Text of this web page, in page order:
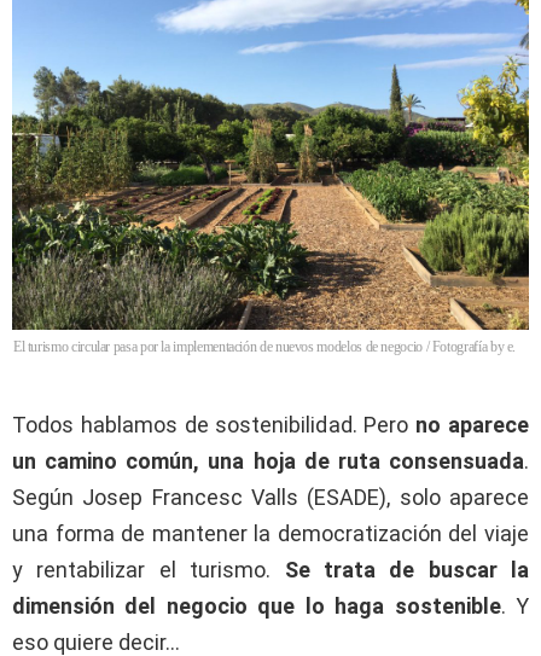
El turismo circular pasa por la implementación de nuevos modelos de negocio / Fotografía by e.
Todos hablamos de sostenibilidad. Pero no aparece
un camino común, una hoja de ruta consensuada.
Según Josep Francesc Valls (ESADE), solo aparece
una forma de mantener la democratización del viaje
y rentabilizar el turismo. Se trata de buscar la
dimensión del negocio que lo haga sostenible. Y
eso quiere decir…